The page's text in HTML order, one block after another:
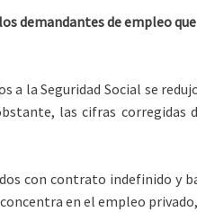
demandantes de empleo
a la Seguridad Social se
las cifras
con contrato indefinido y
en el empleo